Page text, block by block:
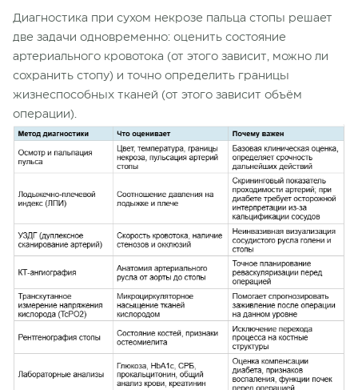
Диагностика при сухом некрозе пальца стопы решает
две задачи одновременно: оценить состояние
артериального кровотока (от этого зависит, можно ли
сохранить стопу) и точно определить границы
жизнеспособных тканей (от этого зависит объём
операции).